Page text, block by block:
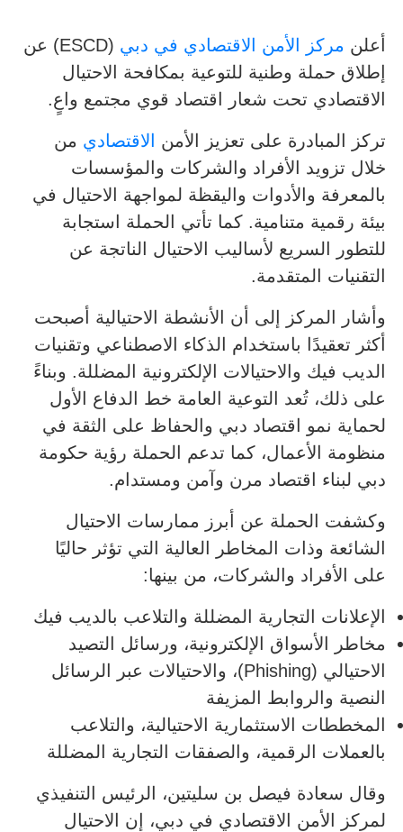
أعلن مركز الأمن الاقتصادي في دبي
(ESCD) عن
إطلاق حملة وطنية للتوعية بمكافحة الاحتيال
الاقتصادي تحت شعار اقتصاد قوي مجتمع واعٍ.
تركز المبادرة على تعزيز الأمن الاقتصادي من
خلال تزويد الأفراد والشركات والمؤسسات
بالمعرفة والأدوات واليقظة لمواجهة الاحتيال في
بيئة رقمية متنامية. كما تأتي الحملة استجابة
للتطور السريع لأساليب الاحتيال الناتجة عن
التقنيات المتقدمة.
وأشار المركز إلى أن الأنشطة الاحتيالية أصبحت
أكثر تعقيدًا باستخدام الذكاء الاصطناعي وتقنيات
الديب فيك والاحتيالات الإلكترونية المضللة. وبناءً
على ذلك، تُعد التوعية العامة خط الدفاع الأول
لحماية نمو اقتصاد دبي والحفاظ على الثقة في
منظومة الأعمال، كما تدعم الحملة رؤية حكومة
دبي لبناء اقتصاد مرن وآمن ومستدام.
وكشفت الحملة عن أبرز ممارسات الاحتيال
الشائعة وذات المخاطر العالية التي تؤثر حاليًا
على الأفراد والشركات، من بينها:
الإعلانات التجارية المضللة والتلاعب بالديب فيك
مخاطر الأسواق الإلكترونية، ورسائل التصيد
الاحتيالي (Phishing)، والاحتيالات عبر الرسائل
النصية والروابط المزيفة
المخططات الاستثمارية الاحتيالية، والتلاعب
بالعملات الرقمية، والصفقات التجارية المضللة
وقال سعادة فيصل بن سليتين، الرئيس التنفيذي
لمركز الأمن الاقتصادي في دبي، إن الاحتيال